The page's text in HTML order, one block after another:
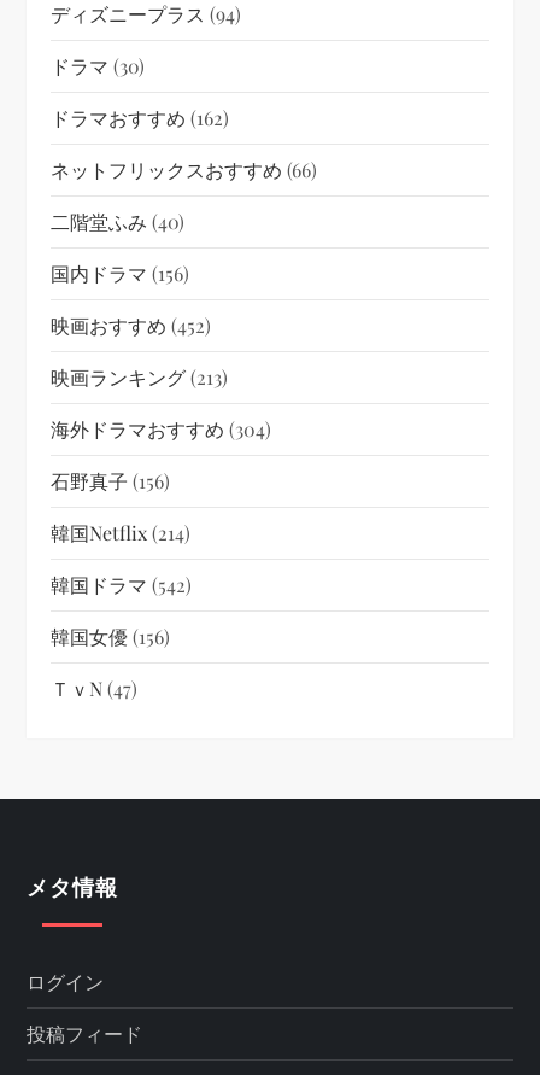
ディズニープラス (94)
ドラマ (30)
ドラマおすすめ (162)
ネットフリックスおすすめ (66)
二階堂ふみ (40)
国内ドラマ (156)
映画おすすめ (452)
映画ランキング(213)
海外ドラマおすすめ (304)
石野真子 (156)
韓国netflix(214)
韓国ドラマ (542)
韓国女優(156)
ＴｖN(47)
メタ情報
ログイン
投稿フィード